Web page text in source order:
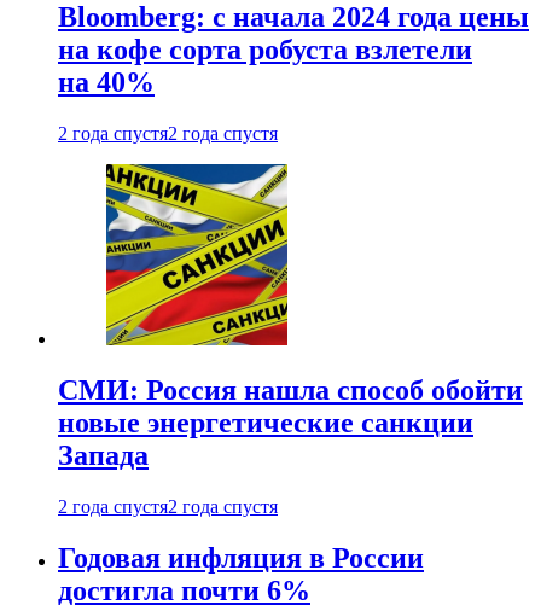
Bloomberg: с начала 2024 года цены
на кофе сорта робуста взлетели
на 40%
2 года спустя2 года спустя
СМИ: Россия нашла способ обойти
новые энергетические санкции
Запада
2 года спустя2 года спустя
Годовая инфляция в России
достигла почти 6%